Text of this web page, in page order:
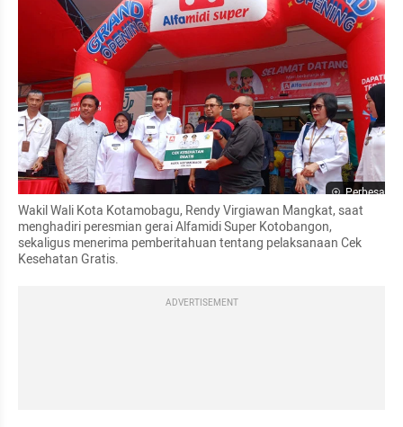
Perbesar
Wakil Wali Kota Kotamobagu, Rendy Virgiawan Mangkat, saat
menghadiri peresmian gerai Alfamidi Super Kotobangon,
sekaligus menerima pemberitahuan tentang pelaksanaan Cek
Kesehatan Gratis.
ADVERTISEMENT